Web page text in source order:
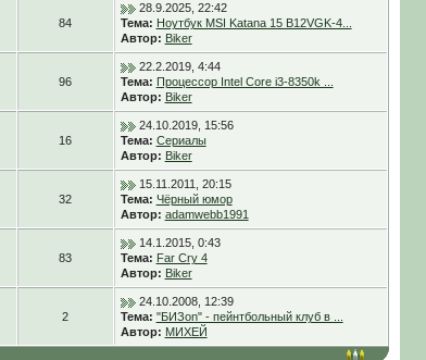
84
28.9.2025, 22:42
Тема: Ноутбук MSI Katana 15 B12VGK-4...
Автор: Biker
96
22.2.2019, 4:44
Тема: Процессор Intel Core i3-8350k ...
Автор: Biker
16
24.10.2019, 15:56
Тема: Сериалы
Автор: Biker
32
15.11.2011, 20:15
Тема: Чёрный юмор
Автор: adamwebb1991
83
14.1.2015, 0:43
Тема: Far Cry 4
Автор: Biker
2
24.10.2008, 12:39
Тема: "БИЗon" - пейнтбольный клуб в ...
Автор: МИХЕЙ